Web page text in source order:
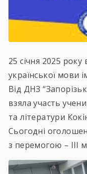
25 січня 2025
української мови
Від ДНЗ
взяла участь
та літератури
Сьогодні
з перемогою – ІІІ